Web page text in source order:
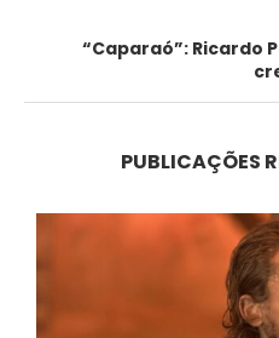
“Caparaó”: Ricardo
PUBLICAÇÕES